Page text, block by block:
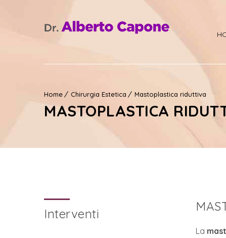
Home Chirurgia Estetica Mastoplastica riduttiva
MASTOPLASTICA
La
Interventi